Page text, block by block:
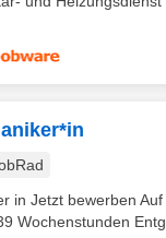
in Jetzt bewerben
Wochenstunden